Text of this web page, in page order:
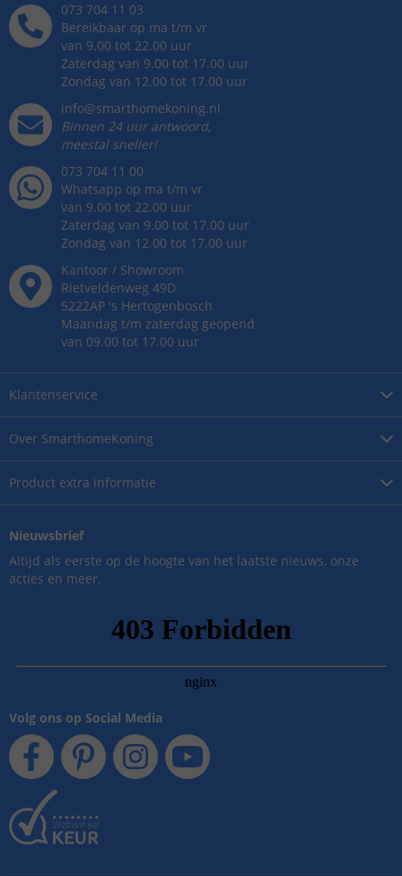
Over SmarthomeKoning
Product extra informatie
Klantenservice
073 704 11 03
Bereikbaar op ma t/m vr
van 9.00 tot 22.00 uur
Zaterdag van 9.00 tot 17.00 uur
Zondag van 12.00 tot 17.00 uur
info@smarthomekoning.nl
Binnen 24 uur antwoord,
meestal sneller!
073 704 11 00
Whatsapp op ma t/m vr
van 9.00 tot 22.00 uur
Zaterdag van 9.00 tot 17.00 uur
Zondag van 12.00 tot 17.00 uur
Kantoor / Showroom
Rietveldenweg 49D
5222AP 's Hertogenbosch
Maandag t/m zaterdag geopend
van 09.00 tot 17.00 uur
Nieuwsbrief
Altijd als eerste op de hoogte van het laatste nieuws, onze
acties en meer.
Volg ons op Social Media